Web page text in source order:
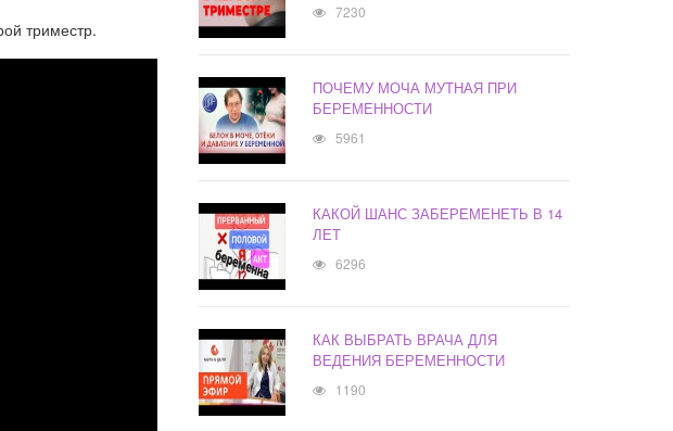
триместр.
7230
ПОЧЕМУ МОЧА МУТНАЯ ПРИ
БЕРЕМЕННОСТИ
5961
КАКОЙ ШАНС ЗАБЕРЕМЕНЕТЬ В 14
ЛЕТ
6296
КАК ВЫБРАТЬ ВРАЧА ДЛЯ
ВЕДЕНИЯ БЕРЕМЕННОСТИ
1190